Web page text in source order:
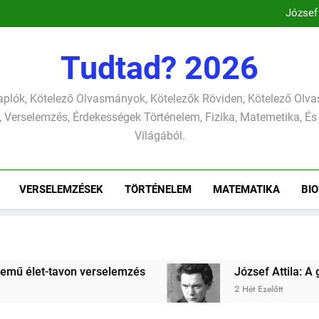
Csokonai Vitéz
Csokonai
Tudtad? 2026
Kötelező Olvasmányok, Kötelezők Röviden, Kötelező
Verselemzés, Érdekességek Történelem, Fizika, Matemetika,
Világából.
VERSELEMZÉSEK TÖRTÉNELEM MATEMATIKA
József Attila: A gondolkodó szonettje
2 Hét Ezelőtt